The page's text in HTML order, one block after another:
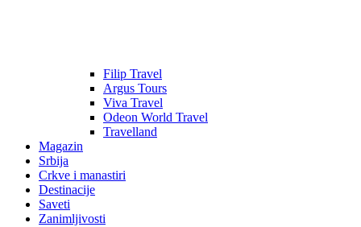
Filip Travel
Argus Tours
Viva Travel
Odeon World Travel
Travelland
Magazin
Srbija
Crkve i manastiri
Destinacije
Saveti
Zanimljivosti